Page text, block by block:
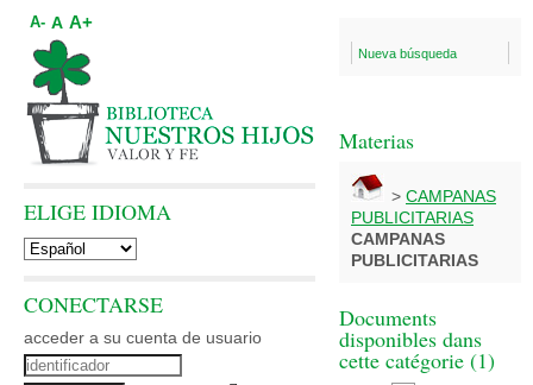
Nueva búsqueda
Materias
> CAMPANAS
PUBLICITARIAS
CAMPANAS
PUBLICITARIAS
Documents
disponibles dans
cette catégorie (1)
A- A A+
ELIGE IDIOMA
CONECTARSE
acceder a su cuenta de usuario